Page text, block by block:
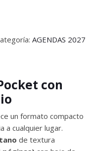
AGENDAS 2027
con
un formato compacto
a cualquier lugar.
de textura